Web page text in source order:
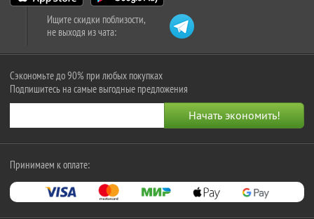
Ищите скидки поблизости,
не выходя из чата:
Сэкономьте до 90% при любых покупках
Подпишитесь на самые выгодные предложения
Принимаем к оплате: